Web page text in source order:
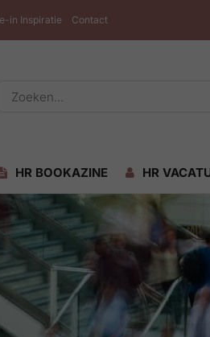
in Inspiratie Contact
HR BOOKAZINE HR